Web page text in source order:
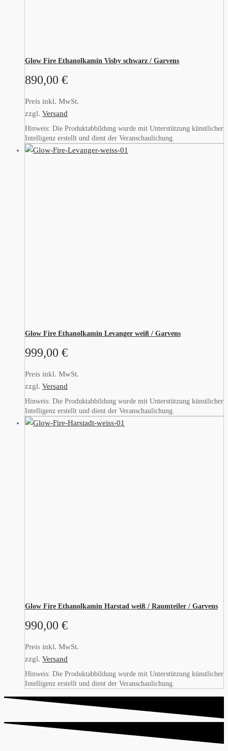
Glow Fire Ethanolkamin Visby schwarz / Garvens
890,00 €
Preis inkl. MwSt.
zzgl. Versand
Hinweis: Die Produktabbildung wurde mit Unterstützung künstlicher
Intelligenz erstellt und dient der Veranschaulichung.
Glow Fire Ethanolkamin Levanger weiß / Garvens
999,00 €
Preis inkl. MwSt.
zzgl. Versand
Hinweis: Die Produktabbildung wurde mit Unterstützung künstlicher
Intelligenz erstellt und dient der Veranschaulichung.
Glow Fire Ethanolkamin Harstad weiß / Raumteiler / Garvens
990,00 €
Preis inkl. MwSt.
zzgl. Versand
Hinweis: Die Produktabbildung wurde mit Unterstützung künstlicher
Intelligenz erstellt und dient der Veranschaulichung.